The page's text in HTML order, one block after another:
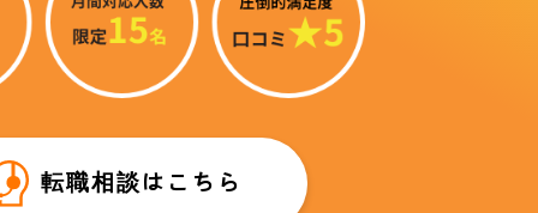
転職相談はこちら